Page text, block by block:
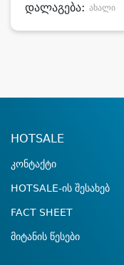
დალაგება: ახალი
HOTSALE
კონტაქტი
HOTSALE-ის შესახებ
FACT SHEET
მიტანის წესები